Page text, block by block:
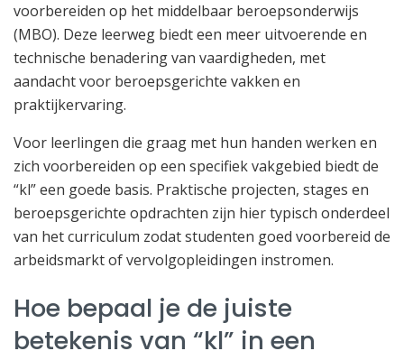
voorbereiden op het middelbaar beroepsonderwijs
(MBO). Deze leerweg biedt een meer uitvoerende en
technische benadering van vaardigheden, met
aandacht voor beroepsgerichte vakken en
praktijkervaring.
Voor leerlingen die graag met hun handen werken en
zich voorbereiden op een specifiek vakgebied biedt de
“kl” een goede basis. Praktische projecten, stages en
beroepsgerichte opdrachten zijn hier typisch onderdeel
van het curriculum zodat studenten goed voorbereid de
arbeidsmarkt of vervolgopleidingen instromen.
Hoe bepaal je de juiste
betekenis van “kl” in een